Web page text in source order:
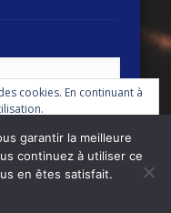
- club fédéral
cookies. En continuant à
de contrôler les cookies,
garantir la meilleure
continuez à utiliser ce
en êtes satisfait.